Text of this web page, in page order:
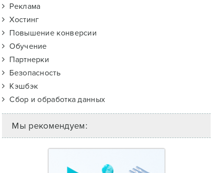
Реклама
Хостинг
Повышение конверсии
Обучение
Партнерки
Безопасность
Кэшбэк
Сбор и обработка данных
Мы рекомендуем: